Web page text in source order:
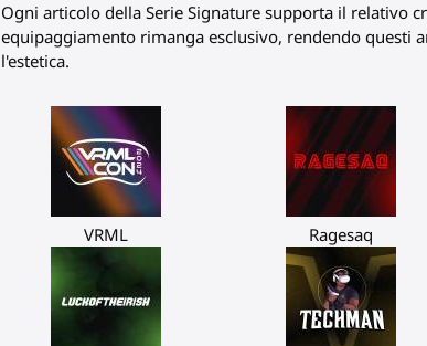
Ogni articolo della Serie Signature supporta il relativo
equipaggiamento rimanga esclusivo, rendendo questi
l'estetica.
VRML Ragesaq